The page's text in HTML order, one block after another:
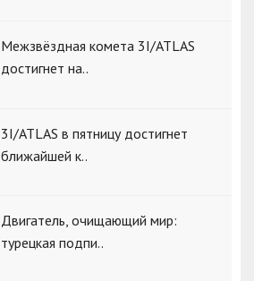
Межзвёздная комета 3I/ATLAS
достигнет на..
3I/ATLAS в пятницу достигнет
ближайшей к..
Двигатель, очищающий мир:
турецкая подпи..